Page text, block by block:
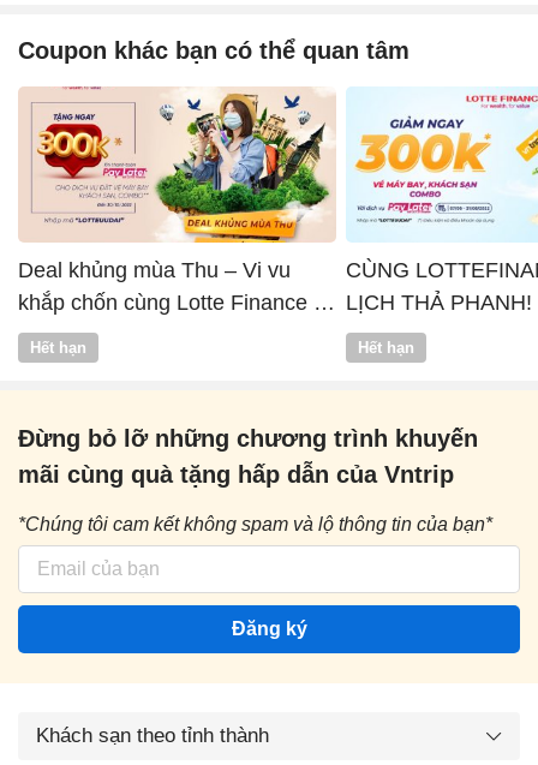
Coupon khác bạn có thể quan tâm
Deal khủng mùa Thu – Vi vu
khắp chốn cùng Lotte Finance x
Vntrip
Hết hạn
CÙNG
LỊCH THẢ PHANH!
Hết hạn
Đừng bỏ lỡ những chương trình khuyến
mãi cùng quà tặng hấp dẫn của Vntrip
*Chúng tôi cam kết không spam và lộ thông tin của bạn*
Đăng ký
Khách sạn theo tỉnh thành